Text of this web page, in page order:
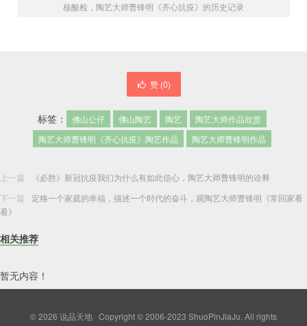
核酸检，陶艺大师曹锋明《齐心抗疫》的历史记录
赞 (0)
标签： 佛山公仔 佛山陶艺 陶艺
陶艺大师作品欣赏
陶艺大师曹锋明《齐心抗疫》陶艺作品
陶艺大师曹锋明作品
上一篇
《必胜》新冠抗疫我们为什么有如此信心，陶艺大师曹锋明的诠释
下一篇
定格一个家庭的幸福，描述一个时代的奋斗，观陶艺大师曹锋明《常回家看
看》
相关推荐
暂无内容！
© 2026 说品天地 Copyright © 2006-2023 ShuoPinJiaJu. All rights